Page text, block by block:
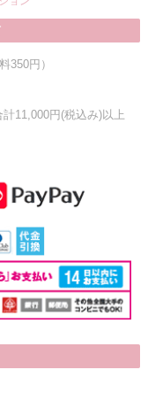
円）
11,000円(税込み)以上